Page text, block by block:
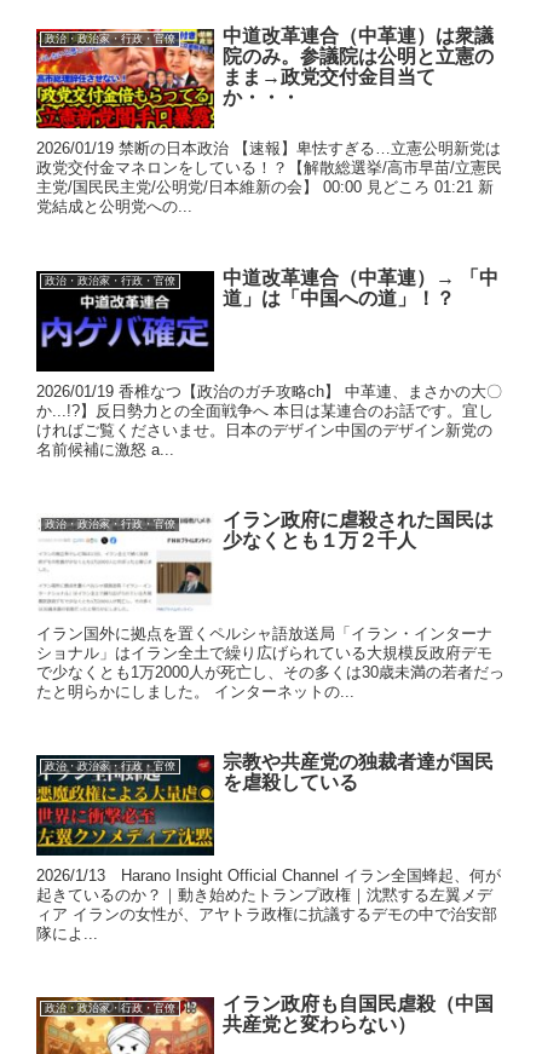
政治・政治家・行政・官僚
中道改革連合（中革連）は衆議
院のみ。参議院は公明と立憲の
まま→政党交付金目当て
か・・・
2026/01/19 禁断の日本政治 【速報】卑怯すぎる…立憲公明新党は
政党交付金マネロンをしている！？【解散総選挙/高市早苗/立憲民
主党/国民民主党/公明党/日本維新の会】 00:00 見どころ 01:21 新
党結成と公明党への...
政治・政治家・行政・官僚
中道改革連合（中革連）→ 「中
道」は「中国への道」！？
2026/01/19 香椎なつ【政治のガチ攻略ch】 中革連、まさかの大〇
か...!?】反日勢力との全面戦争へ 本日は某連合のお話です。宜し
ければご覧くださいませ。日本のデザイン中国のデザイン新党の
名前候補に激怒 a...
政治・政治家・行政・官僚
イラン政府に虐殺された国民は
少なくとも１万２千人
イラン国外に拠点を置くペルシャ語放送局「イラン・インターナ
ショナル」はイラン全土で繰り広げられている大規模反政府デモ
で少なくとも1万2000人が死亡し、その多くは30歳未満の若者だっ
たと明らかにしました。 インターネットの...
政治・政治家・行政・官僚
宗教や共産党の独裁者達が国民
を虐殺している
2026/1/13 Harano Insight Official Channel イラン全国蜂起、何が
起きているのか？｜動き始めたトランプ政権｜沈黙する左翼メデ
ィア イランの女性が、アヤトラ政権に抗議するデモの中で治安部
隊によ...
政治・政治家・行政・官僚
イラン政府も自国民虐殺（中国
共産党と変わらない）